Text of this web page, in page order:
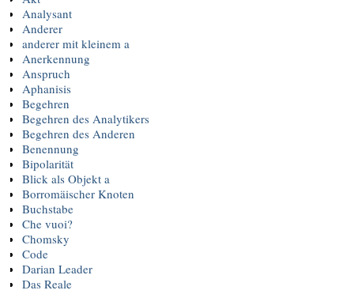
Analysant
Anderer
anderer mit kleinem a
Anerkennung
Anspruch
Aphanisis
Begehren
Begehren des Analytikers
Begehren des Anderen
Benennung
Bipolarität
Blick als Objekt a
Borromäischer Knoten
Buchstabe
Che vuoi?
Chomsky
Code
Darian Leader
Das Reale